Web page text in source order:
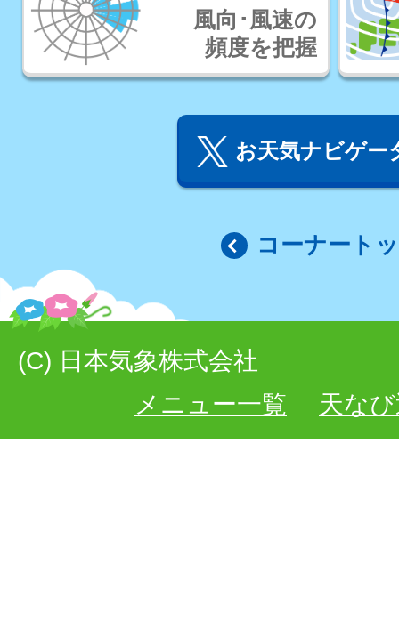
風向･風速の
頻度を把握
お天気ナビゲー
コーナート
(C) 日本気象株式会社
メニュー一覧
天な